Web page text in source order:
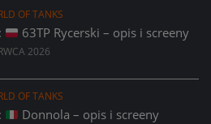
OF TANKS
63TP Rycerski – opis i screeny
2026
OF TANKS
Donnola – opis i screeny